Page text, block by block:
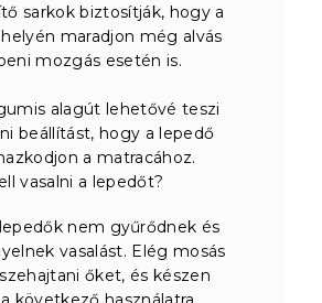
sarkok biztosítják, hogy a
maradjon még alvás
mozgás esetén is.
alagút lehetővé teszi
beállítást, hogy a lepedő
a matracához.
vasalni a lepedőt?
nem gyűrődnek és
vasalást. Elég mosás
őket, és készen